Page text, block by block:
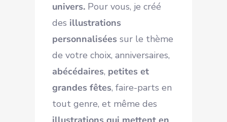
univers. Pour vous, je créé
des illustrations
personnalisées sur le thème
de votre choix, anniversaires,
abécédaires, petites et
grandes fêtes, faire-parts en
tout genre, et même des